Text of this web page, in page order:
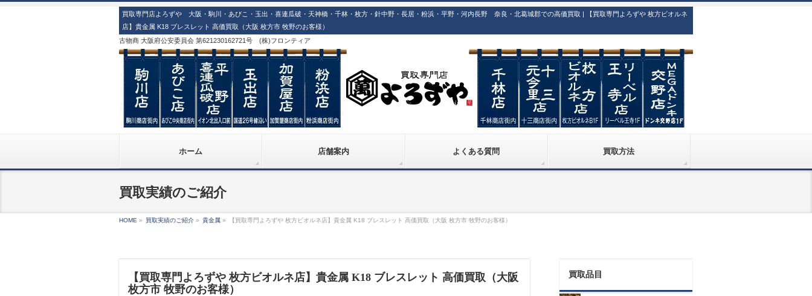
買取専門店よろずや 大阪・駒川・あびこ・玉出・喜連瓜破・天神橋・千林・枚方・針中野・長居・粉浜・平野・河内長野 奈良・北葛城郡での高価買取 | 【買取専門よろずや 枚方ビオルネ
店】貴金属 K18 ブレスレット 高価買取（大阪 枚方市 牧野のお客様）
古物商 大阪府公安委員会 第621230162721号 (株)フロンティア
ホーム 店舗案内 よくある質問 買取方法
買取実績のご紹介
HOME » 買取実績のご紹介 » 貴金属 » 【買取専門よろずや 枚方ビオルネ店】貴金属 K18 ブレスレット 高価買取（大阪 枚方市 牧野のお客様）
【買取専門よろずや 枚方ビオルネ店】貴金属 K18 ブレスレット 高価買取（大阪
枚方市 牧野のお客様）
買取品目